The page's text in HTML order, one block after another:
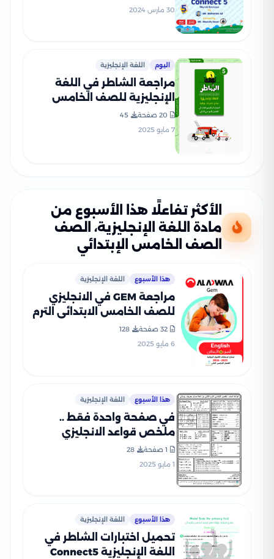
للصف الخامس الابتدائي مع
30 مارس 2024
اليوم اللغة الإنجليزية
مراجعة الشاطر في اللغة
الإنجليزية للصف الخامس
PDF بالاجابات
20 صفحة
45
7 مايو 2025
الأكثر تفاعلًا هذا الأسبوع من
مادة اللغة الإنجليزية، الصف
الصف الخامس الإبتدائي
هذا الأسبوع اللغة الإنجليزية
مراجعة GEM في الانجليزي
للصف الخامس الابتدائي الترم
الثاني 2025 PDF بالاجابات
32 صفحة
128
6 مايو 2025
هذا الأسبوع اللغة الإنجليزية
في صفحة واحدة فقط ..
ملخص قواعد الانجليزي
لخامسة ابتدائي الترم الثاني
بصيغة PDF
1 صفحة
28
1 مايو 2025
هذا الأسبوع اللغة الإنجليزية
تحميل اختبارات الشاطر في
اللغة الإنجليزية Connect5